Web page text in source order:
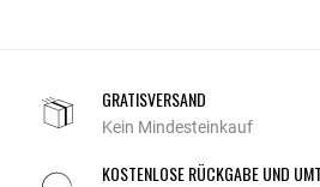
GRATISVERSAND
Kein Mindesteinkauf
KOSTENLOSE RÜCKGABE UND